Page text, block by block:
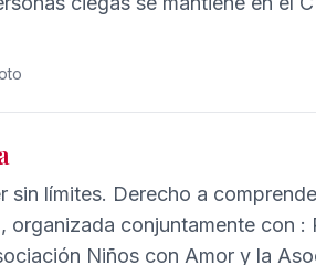
sin límites. Derecho a
conjuntamente con :
Niños con Amor y la